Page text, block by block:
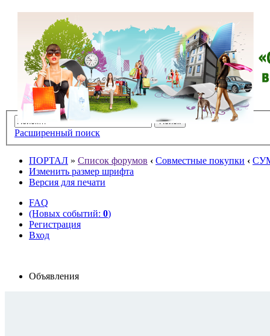
Расширенный поиск
ПОРТАЛ » Список форумов ‹ Совместные покупки ‹
Изменить размер шрифта
Версия для печати
FAQ
(Новых событий: 0)
Регистрация
Вход
Объявления